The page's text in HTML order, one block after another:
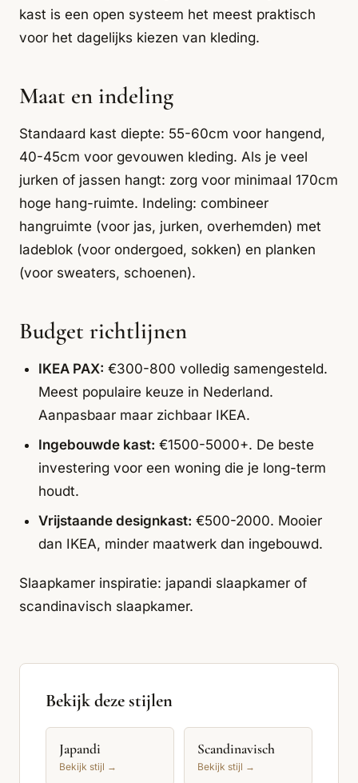
kast is een open systeem het meest praktisch
voor het dagelijks kiezen van kleding.
Maat en indeling
Standaard kast diepte: 55-60cm voor hangend,
40-45cm voor gevouwen kleding. Als je veel
jurken of jassen hangt: zorg voor minimaal 170cm
hoge hang-ruimte. Indeling: combineer
hangruimte (voor jas, jurken, overhemden) met
ladeblok (voor ondergoed, sokken) en planken
(voor sweaters, schoenen).
Budget richtlijnen
IKEA PAX: €300-800 volledig samengesteld.
Meest populaire keuze in Nederland.
Aanpasbaar maar zichbaar IKEA.
Ingebouwde kast: €1500-5000+. De beste
investering voor een woning die je long-term
houdt.
Vrijstaande designkast: €500-2000. Mooier
dan IKEA, minder maatwerk dan ingebouwd.
Slaapkamer inspiratie: japandi slaapkamer of
scandinavisch slaapkamer.
Bekijk deze stijlen
Japandi
Bekijk stijl →
Scandinavisch
Bekijk stijl →